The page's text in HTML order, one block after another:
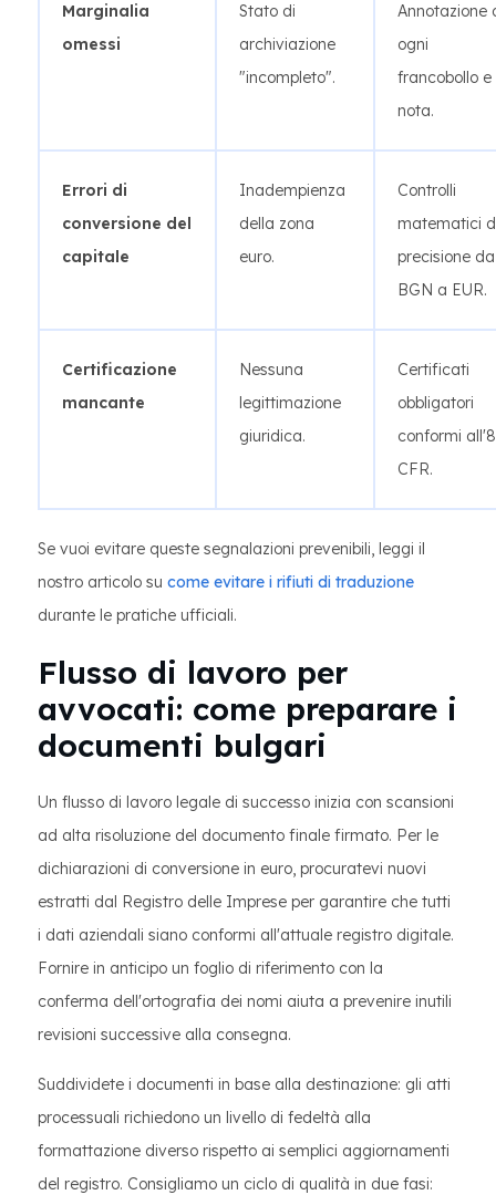
Marginalia
omessi
Stato di
archiviazione
"incompleto".
Annotazione
ogni
francobollo e
nota.
Errori di
conversione del
capitale
Inadempienza
della zona
euro.
Controlli
matematici
precisione da
BGN a EUR.
Certificazione
mancante
Nessuna
legittimazione
giuridica.
Certificati
obbligatori
conformi all'8
CFR.
Se vuoi evitare queste segnalazioni prevenibili, leggi il
nostro articolo su come evitare i rifiuti di traduzione
durante le pratiche ufficiali.
Flusso di lavoro per
avvocati: come preparare i
documenti bulgari
Un flusso di lavoro legale di successo inizia con scansioni
ad alta risoluzione del documento finale firmato. Per le
dichiarazioni di conversione in euro, procuratevi nuovi
estratti dal Registro delle Imprese per garantire che tutti
i dati aziendali siano conformi all'attuale registro digitale.
Fornire in anticipo un foglio di riferimento con la
conferma dell'ortografia dei nomi aiuta a prevenire inutili
revisioni successive alla consegna.
Suddividete i documenti in base alla destinazione: gli atti
processuali richiedono un livello di fedeltà alla
formattazione diverso rispetto ai semplici aggiornamenti
del registro. Consigliamo un ciclo di qualità in due fasi: